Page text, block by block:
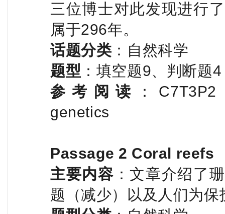
三位博士对此发现进行
属于296年。
话题分类 ：自然科学
题型 ：填空题9、判断题4
参考阅读
：
genetics
Passage 2 Coral reefs
主要内容 ：文章介绍了
题（减少）以及人们为